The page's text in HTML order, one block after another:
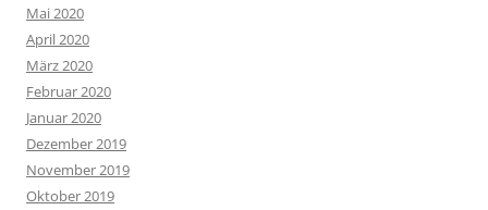
Mai 2020
April 2020
März 2020
Februar 2020
Januar 2020
Dezember 2019
November 2019
Oktober 2019